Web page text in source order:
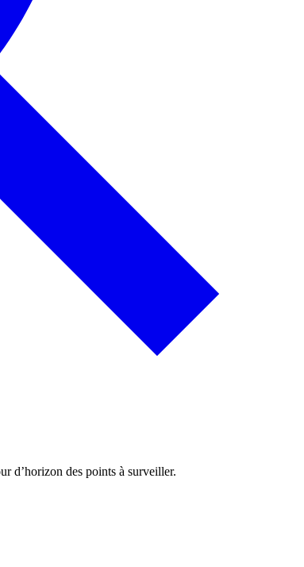
d’horizon des points à surveiller.